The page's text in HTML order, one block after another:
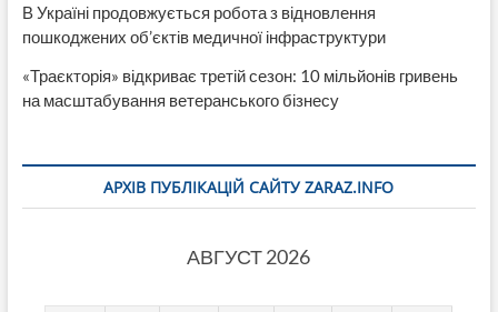
В Україні продовжується робота з відновлення
пошкоджених об’єктів медичної інфраструктури
«Траєкторія» відкриває третій сезон: 10 мільйонів гривень
на масштабування ветеранського бізнесу
АРХІВ ПУБЛІКАЦІЙ САЙТУ ZARAZ.INFO
АВГУСТ 2026